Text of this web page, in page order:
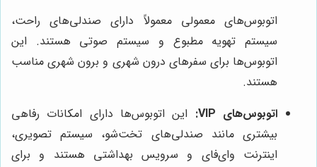
اتوبوس‌های معمولی معمولاً دارای صندلی‌های راحت،
سیستم تهویه مطبوع و سیستم صوتی هستند. این
اتوبوس‌ها برای سفرهای درون شهری و برون شهری مناسب
هستند.
اتوبوس‌های VIP:
این اتوبوس‌ها دارای امکانات رفاهی
بیشتری مانند صندلی‌های تخت‌شو، سیستم تصویری،
اینترنت وای‌فای و سرویس بهداشتی هستند و برای